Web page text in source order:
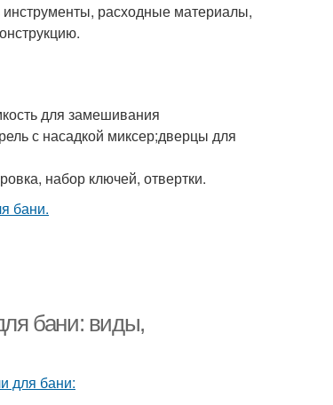
инструменты, расходные материалы,
для замешивания
с насадкой миксер;дверцы для
набор ключей, отвертки.
бани: виды,